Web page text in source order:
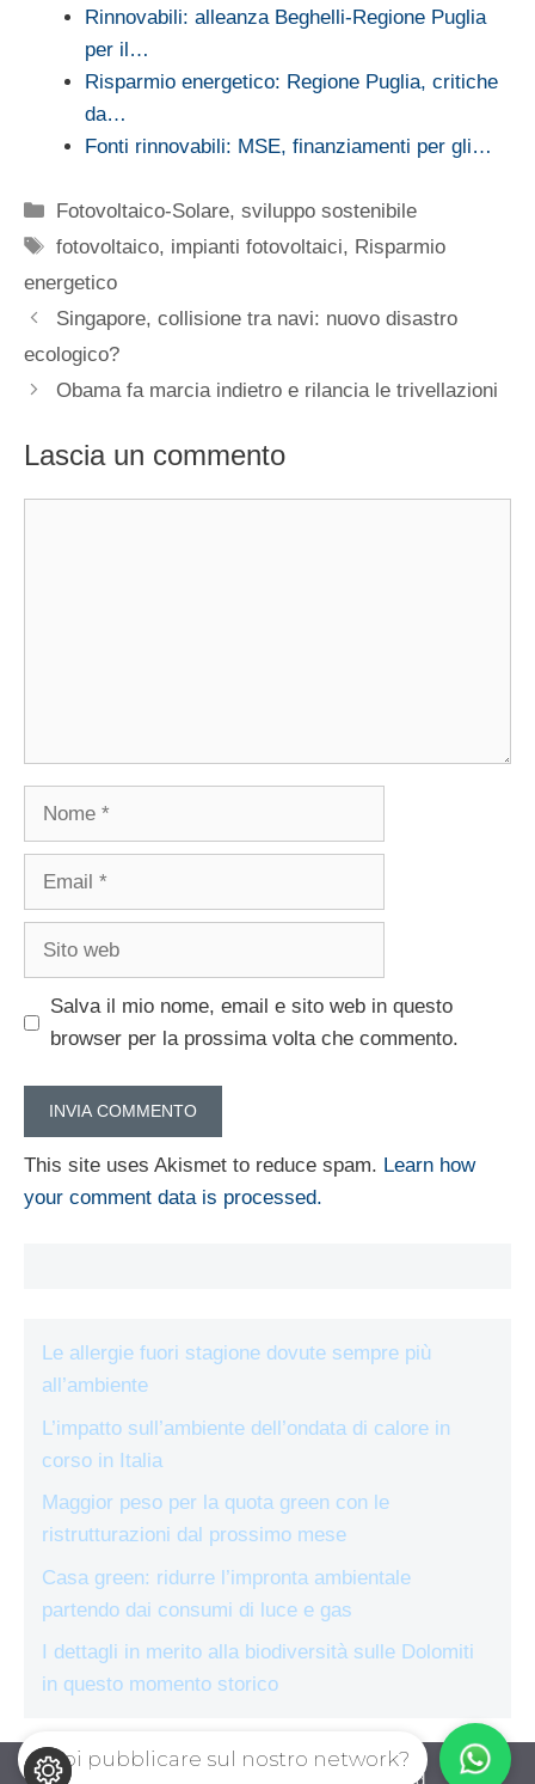
Rinnovabili: alleanza Beghelli-Regione Puglia
per il…
Risparmio energetico: Regione Puglia, critiche
da…
Fonti rinnovabili: MSE, finanziamenti per gli…
Categorie
Fotovoltaico-Solare,sviluppo sostenibile
Tag
fotovoltaico, impianti fotovoltaici, Risparmio
energetico
Singapore, collisione tra navi: nuovo disastro
ecologico?
Obama fa marcia indietro e rilancia le trivellazioni
Lascia un commento
Nome
Email
Sito
Salva il mio nome, email e sito web in questo
browser per la prossima volta che commento.
This site uses Akismet to reduce spam. Learn how
your comment data is processed.
Le allergie fuori stagione dovute sempre più
all’ambiente
L’impatto sull’ambiente dell’ondata di calore in
corso in Italia
Maggior peso per la quota green con le
ristrutturazioni dal prossimo mese
Casa green: ridurre l’impronta ambientale
partendo dai consumi di luce e gas
I dettagli in merito alla biodiversità sulle Dolomiti
in questo momento storico
Vuoi pubblicare sul nostro network?